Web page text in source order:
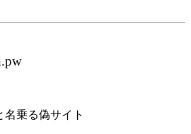
乗る偽サイト